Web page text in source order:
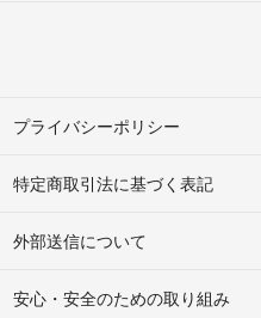
プライバシーポリシー
特定商取引法に基づく表記
外部送信について
安心・安全のための取り組み